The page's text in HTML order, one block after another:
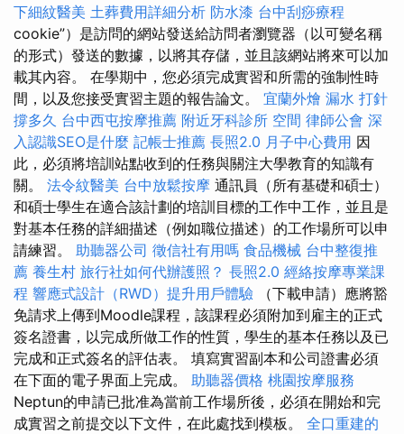
下細紋醫美 土葬費用詳細分析 防水漆 台中刮痧療程
cookie”）是訪問的網站發送給訪問者瀏覽器（以可變名稱
的形式）發送的數據，以將其存儲，並且該網站將來可以加
載其內容。 在學期中，您必須完成實習和所需的強制性時
間，以及您接受實習主題的報告論文。 宜蘭外燴 漏水 打針
撐多久 台中西屯按摩推薦 附近牙科診所 空間 律師公會 深
入認識SEO是什麼 記帳士推薦 長照2.0 月子中心費用 因
此，必須將培訓站點收到的任務與關注大學教育的知識有
關。 法令紋醫美 台中放鬆按摩 通訊員（所有基礎和碩士）
和碩士學生在適合該計劃的培訓目標的工作中工作，並且是
對基本任務的詳細描述（例如職位描述）的工作場所可以申
請練習。 助聽器公司 徵信社有用嗎 食品機械 台中整復推
薦 養生村 旅行社如何代辦護照？ 長照2.0 經絡按摩專業課
程 響應式設計（RWD）提升用戶體驗 （下載申請）應將豁
免請求上傳到Moodle課程，該課程必須附加到雇主的正式
簽名證書，以完成所做工作的性質，學生的基本任務以及已
完成和正式簽名的評估表。 填寫實習副本和公司證書必須
在下面的電子界面上完成。 助聽器價格 桃園按摩服務
Neptun的申請已批准為當前工作場所後，必須在開始和完
成實習之前提交以下文件，在此處找到模板。 全口重建的